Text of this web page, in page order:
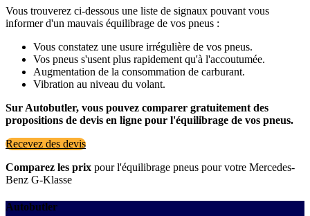
Vous trouverez ci-dessous une liste de signaux pouvant vous
informer d'un mauvais équilibrage de vos pneus :
Vous constatez une usure irrégulière de vos pneus.
Vos pneus s'usent plus rapidement qu'à l'accoutumée.
Augmentation de la consommation de carburant.
Vibration au niveau du volant.
Sur Autobutler, vous pouvez comparer gratuitement des
propositions de devis en ligne pour l'équilibrage de vos pneus.
Recevez des devis
Comparez les prix pour l'équilibrage pneus pour votre Mercedes-
Benz G-Klasse
Autobutler